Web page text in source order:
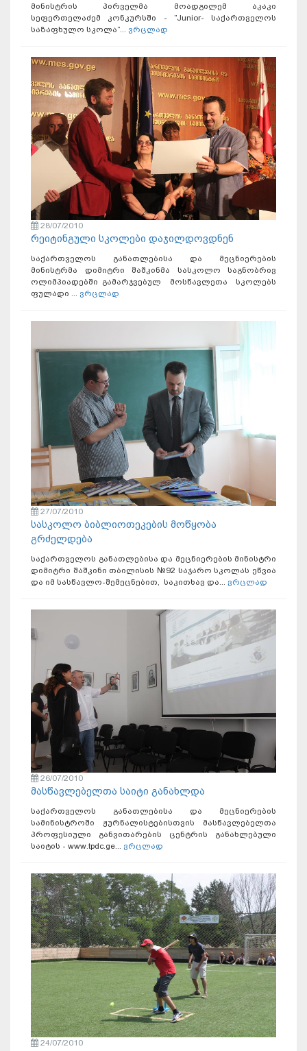
მინისტრის პირველმა მოადგილემ აკაკი
სეფერთელაძემ კონკურსში - ”Junior- საქართველოს
საზაფხულო სკოლა”... ვრცლად
28/07/2010
რეიტინგული სკოლები დაჯილდოვდნენ
საქართველოს განათლებისა და მეცნიერების
მინისტრმა დიმიტრი შაშკინმა სასკოლო საგნობრივ
ოლიმპიადებში გამარჯვებულ მოსწავლეთა სკოლებს
ფულადი ... ვრცლად
27/07/2010
სასკოლო ბიბლიოთეკების მოწყობა
გრძელდება
საქართველოს განათლებისა და მეცნიერების მინისტრი
დიმიტრი შაშკინი თბილისის №92 საჯარო სკოლას ეწვია
და იმ სასწავლო-შემეცნებით, საკითხავ და... ვრცლად
26/07/2010
მასწავლებელთა საიტი განახლდა
საქართველოს განათლებისა და მეცნიერების
სამინისტროში ჟურნალისტებისთვის მასწავლებელთა
პროფესიული განვითარების ცენტრის განახლებული
საიტის - www.tpdc.ge... ვრცლად
24/07/2010